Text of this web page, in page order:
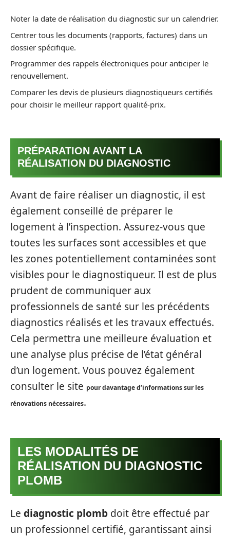
Noter la date de réalisation du diagnostic sur un calendrier.
Centrer tous les documents (rapports, factures) dans un
dossier spécifique.
Programmer des rappels électroniques pour anticiper le
renouvellement.
Comparer les devis de plusieurs diagnostiqueurs certifiés
pour choisir le meilleur rapport qualité-prix.
PRÉPARATION AVANT LA
RÉALISATION DU DIAGNOSTIC
Avant de faire réaliser un diagnostic, il est
également conseillé de préparer le
logement à l’inspection. Assurez-vous que
toutes les surfaces sont accessibles et que
les zones potentiellement contaminées sont
visibles pour le diagnostiqueur. Il est de plus
prudent de communiquer aux
professionnels de santé sur les précédents
diagnostics réalisés et les travaux effectués.
Cela permettra une meilleure évaluation et
une analyse plus précise de l’état général
d’un logement. Vous pouvez également
consulter le site pour davantage d’informations sur les
rénovations nécessaires.
LES MODALITÉS DE
RÉALISATION DU DIAGNOSTIC
PLOMB
Le diagnostic plomb doit être effectué par
un professionnel certifié, garantissant ainsi